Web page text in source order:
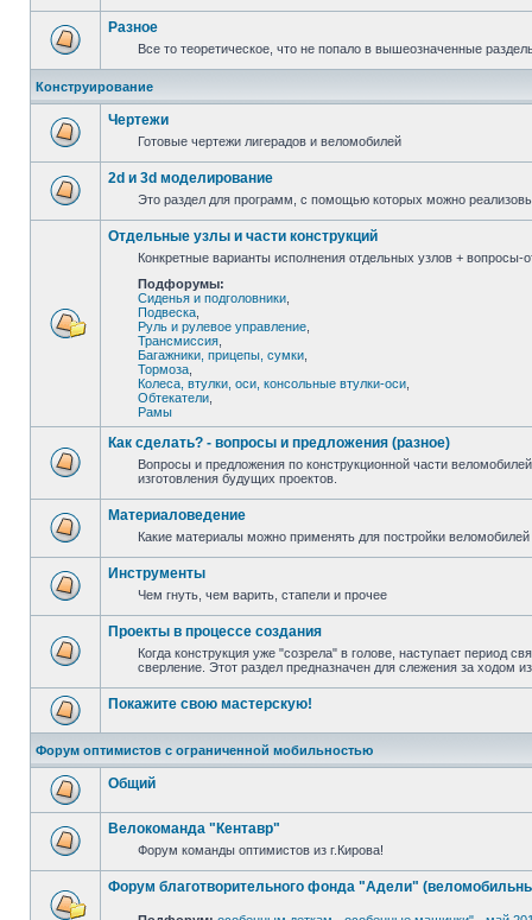
Разное
Все то теоретическое, что не попало в вышеозначенные
Конструирование
Чертежи
Готовые чертежи лигерадов и веломобилей
2d и 3d моделирование
Это раздел для программ, с помощью которых можно
Отдельные узлы и части конструкций
Конкретные варианты исполнения отдельных узлов + вопросы-
Подфорумы:
Сиденья и подголовники
Подвеска
Руль и рулевое управление
Трансмиссия
Багажники, прицепы, сумки
Тормоза
Колеса, втулки, оси, консольные втулки-оси
Обтекатели
Рамы
Как сделать? - вопросы и предложения (разное)
Вопросы и предложения по конструкционной части
изготовления будущих проектов.
Материаловедение
Какие материалы можно применять для постройки
Инструменты
Чем гнуть, чем варить, стапели и прочее
Проекты в процессе создания
Когда конструкция уже "созрела" в голове, наступает период
сверление. Этот раздел предназначен для слежения за ходом
Покажите свою мастерскую!
Форум оптимистов с ограниченной мобильностью
Общий
Велокоманда "Кентавр"
Форум команды оптимистов из г.Кирова!
Форум благотворительного фонда "Адели"